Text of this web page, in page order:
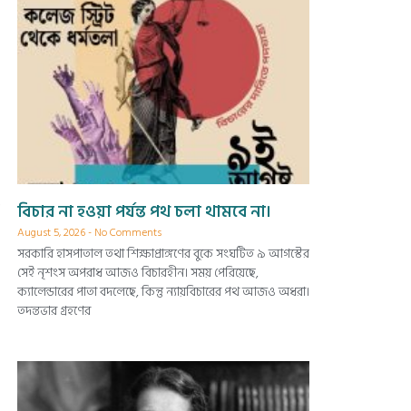
বিচার না হওয়া পর্যন্ত পথ চলা থামবে না।
August 5, 2026 No Comments
সরকারি হাসপাতাল তথা শিক্ষাপ্রাঙ্গণের বুকে সংঘটিত ৯ আগস্টের
সেই নৃশংস অপরাধ আজও বিচারহীন। সময় পেরিয়েছে,
ক্যালেন্ডারের পাতা বদলেছে, কিন্তু ন্যায়বিচারের পথ আজও অধরা।
তদন্তভার গ্রহণের